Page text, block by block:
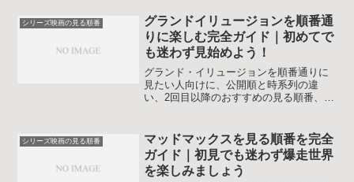
られます。公開済み5作品すべてを対象に
しているので、どこから見ればよいか迷
っている人にも安心です。
シリーズ映画の見る順番
グランドイリュージョンを順番通
りに楽しむ完全ガイド｜初めてで
も迷わず見始めよう！
グランド・イリュージョンを順番通りに
見たい人向けに、公開順と時系列の違
い、2回目以降のおすすめの見る順番、字
鑑賞プランがはっきりしてシリーズを一
気に楽しめます。
シリーズ映画の見る順番
マッドマックスを見る順番を完全
ガイド｜初見でも迷わず爆走世界
を楽しみましょう